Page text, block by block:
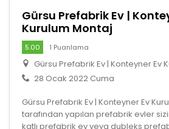
Gürsu Prefabrik Ev |
Kurulum Montaj
5.00 1 Puanlama
Gürsu Prefabrik Ev | Konteyner Ev
28 Ocak 2022 Cuma
Gürsu Prefabrik Ev | Konteyner Ev
tarafından yapılan prefabrik evler
katlı prefabrik ev veya dubleks